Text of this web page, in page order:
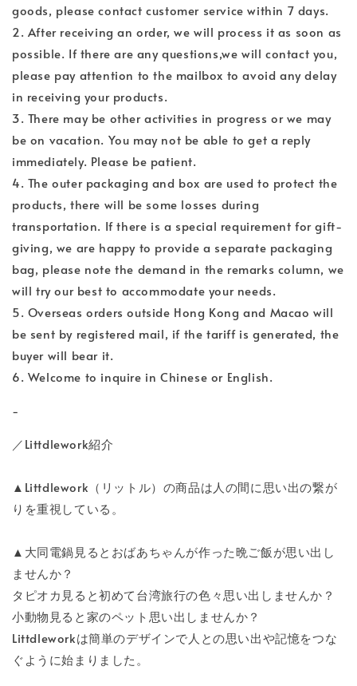
goods, please contact customer service within 7 days.
2. After receiving an order, we will process it as soon as
possible. If there are any questions,we will contact you,
please pay attention to the mailbox to avoid any delay
in receiving your products.
3. There may be other activities in progress or we may
be on vacation. You may not be able to get a reply
immediately. Please be patient.
4. The outer packaging and box are used to protect the
products, there will be some losses during
transportation. If there is a special requirement for gift-
giving, we are happy to provide a separate packaging
bag, please note the demand in the remarks column, we
will try our best to accommodate your needs.
5. Overseas orders outside Hong Kong and Macao will
be sent by registered mail, if the tariff is generated, the
buyer will bear it.
6. Welcome to inquire in Chinese or English.
-
／Littdlework紹介
▲Littdlework（リットル）の商品は人の間に思い出の繋が
りを重視している。
▲大同電鍋見るとおばあちゃんが作った晩ご飯が思い出し
ませんか？
タピオカ見ると初めて台湾旅行の色々思い出しませんか？
小動物見ると家のペット思い出しませんか？
Littdleworkは簡単のデザインで人との思い出や記憶をつな
ぐように始まりました。